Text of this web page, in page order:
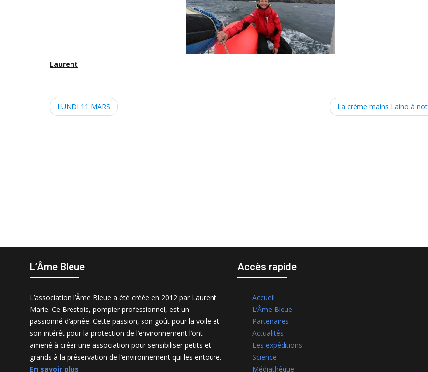
Laurent
P
o
i
n
LUNDI 11 MARS La crème mains Laino à
L’Âme Bleue
L’association l’Âme Bleue a été créée en 2012 par Laurent
Marie. Ce Brestois, pompier professionnel, est un
passionné d’apnée. Cette passion, son goût pour la voile et
son intérêt pour la protection de l’environnement l’ont
amené à créer une association pour sensibiliser petits et
grands à la préservation de l’environnement qui les entoure.
En savoir plus
Accès rapide
Accueil
L’Âme Bleue
Partenaires
Actualités
Les expéditions
Science
Médiathèque